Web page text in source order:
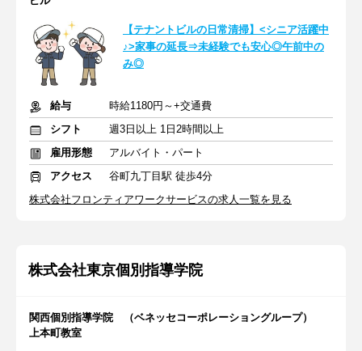
【テナントビルの日常清掃】<シニア活躍中
♪>家事の延長⇒未経験でも安心◎午前中の
み◎
給与
時給1180円～+交通費
シフト
週3日以上 1日2時間以上
雇用形態
アルバイト・パート
アクセス
谷町九丁目駅 徒歩4分
株式会社フロンティアワークサービスの求人一覧を見る
株式会社東京個別指導学院
関西個別指導学院 （ベネッセコーポレーショングループ）
上本町教室